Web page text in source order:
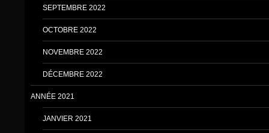
SEPTEMBRE 2022
OCTOBRE 2022
NOVEMBRE 2022
DÉCEMBRE 2022
ANNÉE 2021
JANVIER 2021